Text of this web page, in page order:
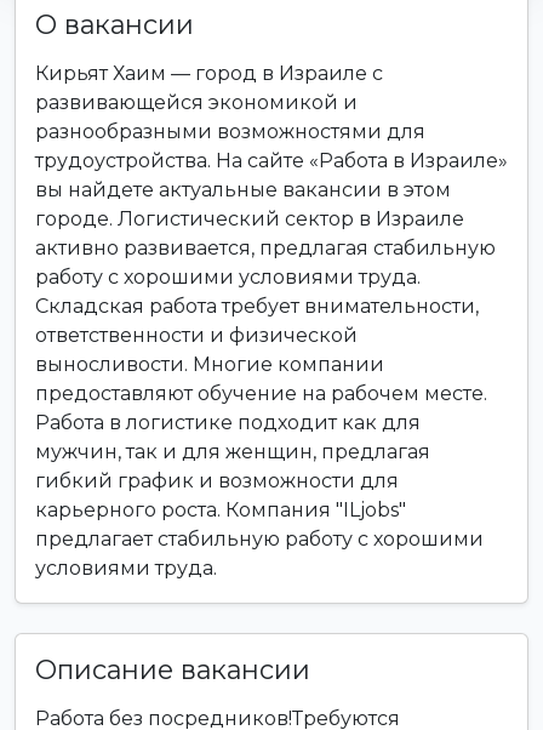
О вакансии
Кирьят Хаим — город в Израиле с
развивающейся экономикой и
разнообразными возможностями для
трудоустройства. На сайте «Работа в Израиле»
вы найдете актуальные вакансии в этом
городе. Логистический сектор в Израиле
активно развивается, предлагая стабильную
работу с хорошими условиями труда.
Складская работа требует внимательности,
ответственности и физической
выносливости. Многие компании
предоставляют обучение на рабочем месте.
Работа в логистике подходит как для
мужчин, так и для женщин, предлагая
гибкий график и возможности для
карьерного роста. Компания "ILjobs"
предлагает стабильную работу с хорошими
условиями труда.
Описание вакансии
Работа без посредников!Требуются